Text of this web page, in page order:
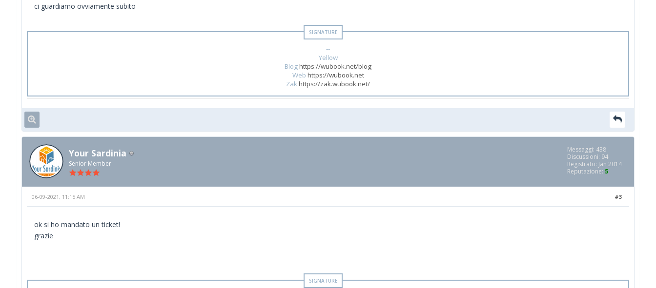
ci guardiamo ovviamente subito
--
Yellow
Bloghttps://wubook.net/blog
Web https://wubook.net
Zak https://zak.wubook.net/
Your Sardinia
Senior Member
Messaggi: 438
Discussioni: 94
Registrato: Jan 2014
Reputazione: 5
#3
06-09-2021, 11:15 AM
ok si ho mandato un ticket!
grazie